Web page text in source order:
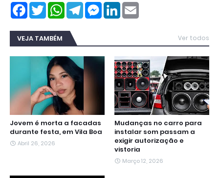
F
a
c
e
b
o
T
w
t
t
e
W
a
t
A
p
T
r
M
s
n
e
L
n
d
n
VEJA TAMBÉM Ver todos
Jovem é morta a facadas
durante festa, em Vila Boa
Abril 26, 2026
Mudanças no carro para
instalar som passam a
exigir autorização e
vistoria
Março 12, 2026